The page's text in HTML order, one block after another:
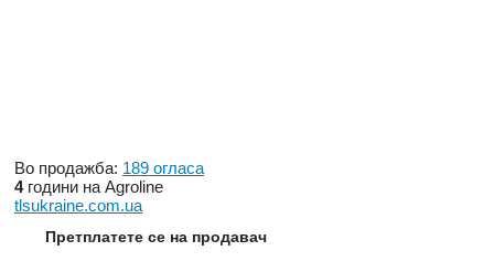
Во продажба: 189 огласа
4години на Agroline
tlsukraine.com.ua
Претплатете се на продавач